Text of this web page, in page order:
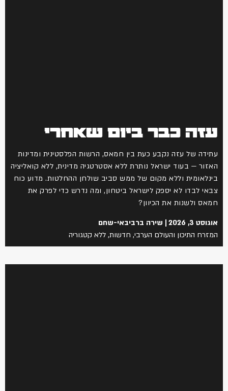
עזה כבר ביום שאחרי
עתידה של עזה נקבע כעת בין חמאס, הרשות הפלסטינית ומדינות
האזור — בעוד ישראל נותרת ללא אסטרטגיה מדינית, ללא קואליציה
בינלאומית וללא מקום של ממש סביב שולחן ההחלטות. מדוע כוח
צבאי לבדו לא יספק לישראל ביטחון, ומה נדרש כדי לפרק את
חמאס ולשנות את הכיוון?
אוגוסט 3, 2026
שירה ברביבאי-שחם
המזרח התיכון והעולם הערבי, חדשות, ללא קטגוריה